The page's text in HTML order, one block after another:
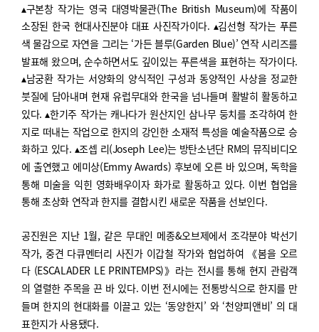
▴구본창 작가는 영국 대영박물관(The British Museum)에 작품이
소장된 한국 현대사진분야 대표 사진작가이다. ▴김선형 작가는 푸른
색 물감으로 자연을 그리는 ‘가든 블루(Garden Blue)’ 연작 시리즈를
발표해 왔으며,순수하면서도 깊이있는 푸른색을 표현하는 작가이다.
▴남궁환 작가는 서양화의 양식적인 구성과 동양적인 사상을 정교한
붓질에 담아내며 현재 유럽무대와 한국을 넘나들며 활발히 활동하고
있다.▴한기주 작가는 캐나다가 원산지인 삼나무 둥치를 조각하여 한
지로 떠내는 작업으로 한지의 강인한 소재적 특성을 예술작품으로 승
화하고 있다. ▴조셉 리(Joseph Lee)는 방탄소년단 RM의 뮤직비디오
에 출연했고 에미상(Emmy Awards) 후보에 오른 바 있으며,독학을
통해 미술을 익힌 영화배우이자 화가로 활동하고 있다. 이번 협업을
통해 초상화 연작과 한지를 결합시킨 새로운 작품을 선보인다.
공진원은 지난 1월, 같은 무대인 메종&오브제에서 조각분야 박선기
작가,중견 다큐멘터리 사진가 이갑철 작가와 협업하여 《봄을 오르
다 (ESCALADER LE PRINTEMPS)》 라는 전시를 통해 현지 관람객
의 열렬한 주목을 끈 바 있다. 이번 전시에는 전통방식으로 한지를 만
들며 한지의 현대화를 이끌고 있는 ‘동양한지’ 와 ‘천양피앤비’ 의 대
표한지가 사용됐다.